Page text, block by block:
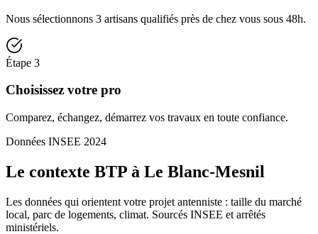
Nous sélectionnons 3 artisans qualifiés près de chez vous sous 48h.
Étape 3
Choisissez votre pro
Comparez, échangez, démarrez vos travaux en toute confiance.
Données INSEE 2024
Le contexte BTP à Le Blanc-Mesnil
Les données qui orientent votre projet antenniste : taille du marché
local, parc de logements, climat. Sourcés INSEE et arrêtés
ministériels.